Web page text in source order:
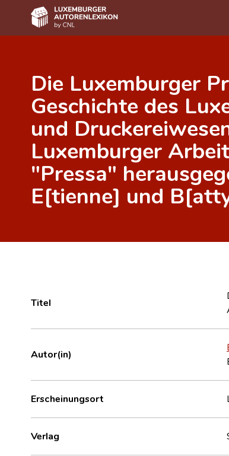
Autor(inn)en A-Z
Erweiterte Suche
Häufige Fragen und Antworten
CNL
Forschungsgruppe
Kontakt
Die Luxemburger
Geschichte des
und
Luxemburger
"Pressa"
E[tienne] und
Titel
Autor(in)
Erscheinungsort
Verlag